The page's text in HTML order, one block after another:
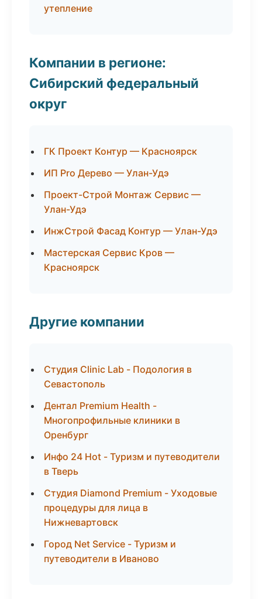
утепление
Компании в регионе:
Сибирский федеральный
округ
ГК Проект Контур — Красноярск
ИП Pro Дерево — Улан-Удэ
Проект-Строй Монтаж Сервис —
Улан-Удэ
ИнжСтрой Фасад Контур — Улан-Удэ
Мастерская Сервис Кров —
Красноярск
Другие компании
Студия Clinic Lab - Подология в
Севастополь
Дентал Premium Health -
Многопрофильные клиники в
Оренбург
Инфо 24 Hot - Туризм и путеводители
в Тверь
Студия Diamond Premium - Уходовые
процедуры для лица в
Нижневартовск
Город Net Service - Туризм и
путеводители в Иваново